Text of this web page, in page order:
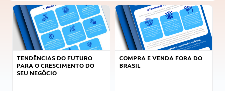
TENDÊNCIAS DO FUTURO
PARA O CRESCIMENTO DO
SEU NEGÓCIO
COMPRA E VENDA FORA DO
BRASIL